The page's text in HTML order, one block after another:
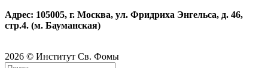
Адрес: 105005, г. Москва, ул. Фридриха Энгельса, д. 46,
стр.4. (м. Бауманская)
2026 © Институт Св. Фомы